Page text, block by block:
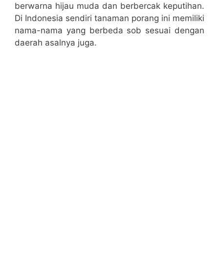
berwarna hijau muda dan berbercak keputihan.
Di Indonesia sendiri tanaman porang ini memiliki
nama-nama yang berbeda sob sesuai dengan
daerah asalnya juga.